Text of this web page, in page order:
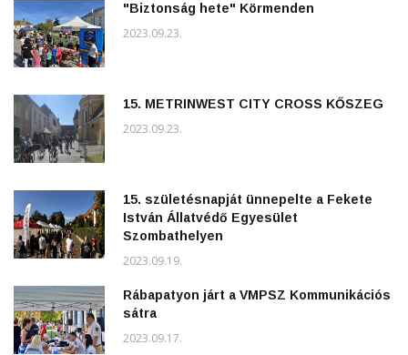
"Biztonság hete" Körmenden
2023.09.23.
15. METRINWEST CITY CROSS KŐSZEG
2023.09.23.
15. születésnapját ünnepelte a Fekete
István Állatvédő Egyesület
Szombathelyen
2023.09.19.
Rábapatyon járt a VMPSZ Kommunikációs
sátra
2023.09.17.